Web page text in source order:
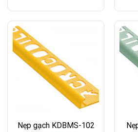
Nẹp gạch KDBMS-102